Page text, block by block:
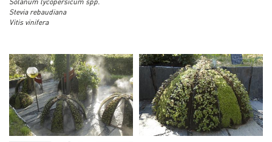
Solanum lycopersicum spp.
Stevia rebaudiana
Vitis vinifera